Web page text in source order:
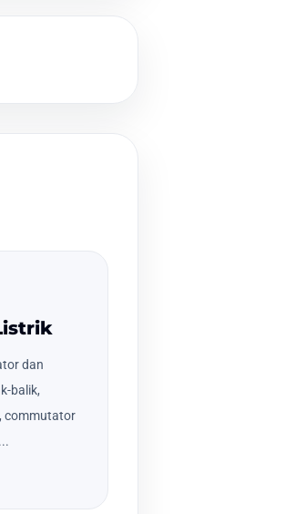
dan
balik,
commutator